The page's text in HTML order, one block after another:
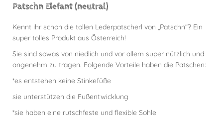
Patschn Elefant (neutral)
Kennt ihr schon die tollen Lederpatscherl von „Patschn“? Ein
super tolles Produkt aus Österreich!
Sie sind sowas von niedlich und vor allem super nützlich und
angenehm zu tragen. Folgende Vorteile haben die Patschen:
*es entstehen keine Stinkefüße
sie unterstützen die Fußentwicklung
*sie haben eine rutschfeste und flexible Sohle